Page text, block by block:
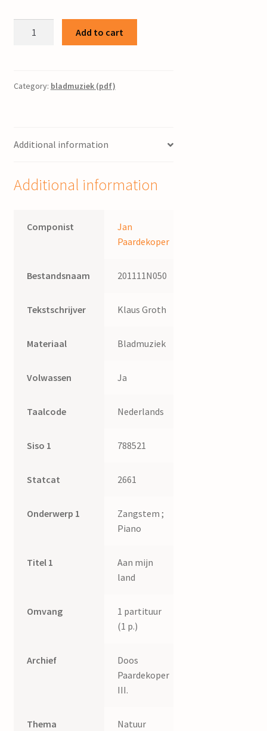
J.
George
Add to cart
Category: bladmuziek (pdf)
Additional information
Additional information
Componist
Jan
Paardekoper
Bestandsnaam 201111N050
Tekstschrijver Klaus Groth
Materiaal Bladmuziek
Volwassen Ja
Taalcode Nederlands
Siso 1 788521
Statcat 2661
Onderwerp 1
Zangstem ;
Piano
Titel 1
Aan mijn
land
Omvang
1 partituur
(1 p.)
Archief
Doos
Paardekoper
III.
Thema Natuur